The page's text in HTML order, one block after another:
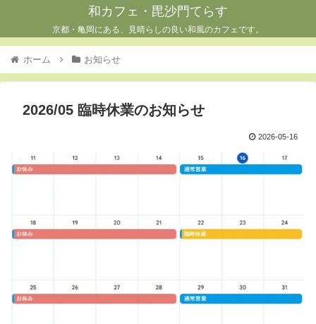
和カフェ・毘沙門てらす
京都・亀岡にある、見晴らしの良い和風のカフェです。
ホーム お知らせ
2026/05 臨時休業のお知らせ
2026-05-16